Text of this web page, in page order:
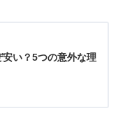
い？5つの意外な理